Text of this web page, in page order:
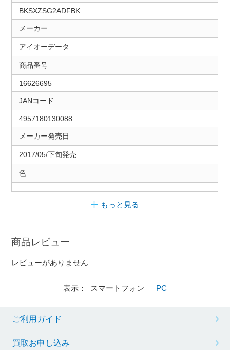
BKSXZSG2ADFBK
メーカー
アイオーデータ
商品番号
16626695
JANコード
4957180130088
メーカー発売日
2017/05/下旬発売
色
もっと見る
商品レビュー
レビューがありません
表示： スマートフォン ｜ PC
ご利用ガイド
買取お申し込み